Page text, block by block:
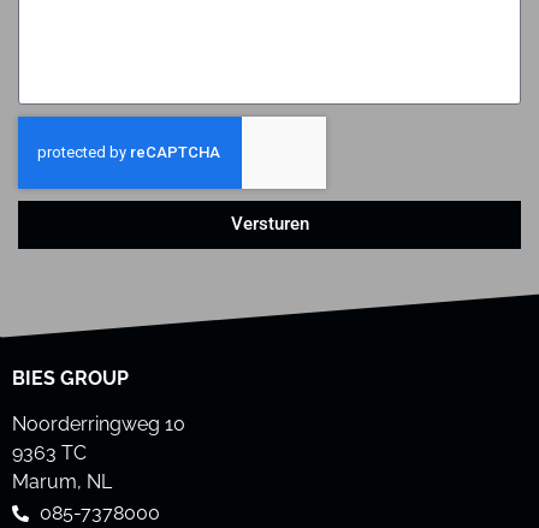
Versturen
BIES GROUP
Noorderringweg 10
9363 TC
Marum, NL
085-7378000